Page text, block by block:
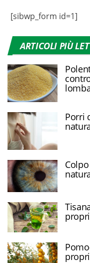
[sibwp_form id=1]
ARTICOLI PIÙ
Porri